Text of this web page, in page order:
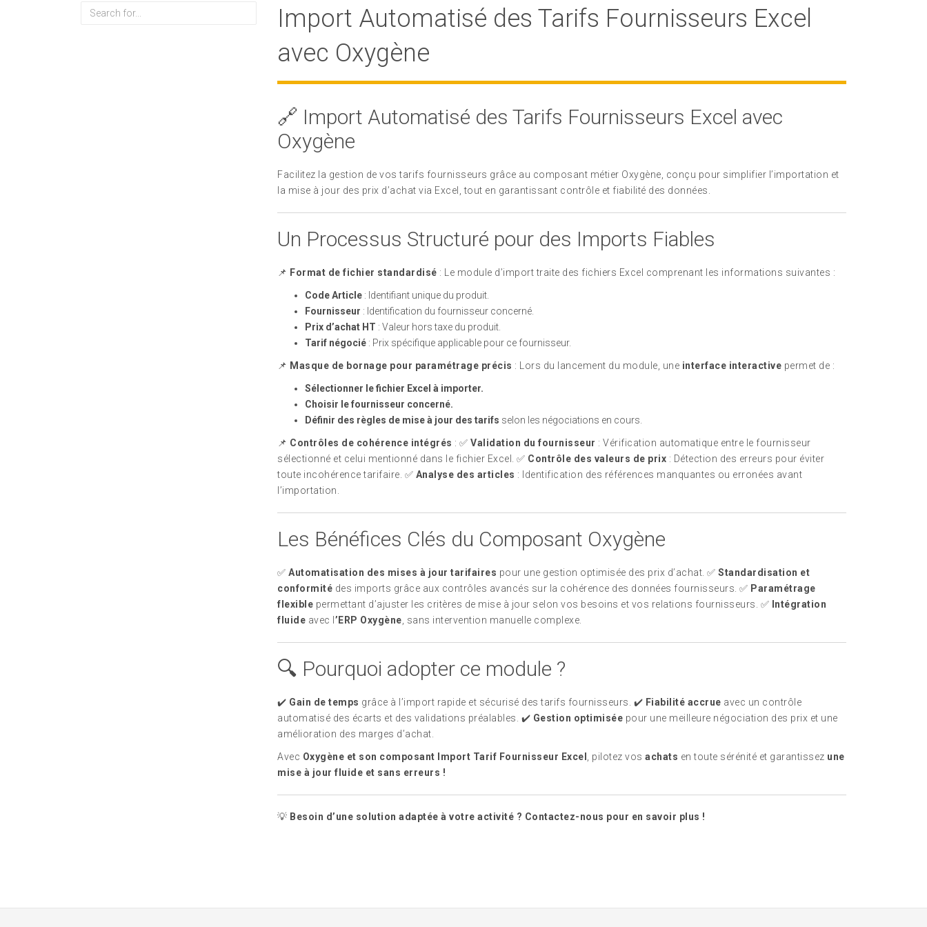
Rechercher
Import Automatisé des Tarifs Fournisseurs Excel
avec Oxygène
🔗 Import Automatisé des Tarifs Fournisseurs Excel avec
Oxygène
Facilitez la gestion de vos tarifs fournisseurs grâce au composant métier Oxygène, conçu pour simplifier l’importation et
la mise à jour des prix d’achat via Excel, tout en garantissant contrôle et fiabilité des données.
Un Processus Structuré pour des Imports Fiables
📌 Format de fichier standardisé : Le module d’import traite des fichiers Excel comprenant les informations suivantes :
Code Article : Identifiant unique du produit.
Fournisseur : Identification du fournisseur concerné.
Prix d’achat HT : Valeur hors taxe du produit.
Tarif négocié : Prix spécifique applicable pour ce fournisseur.
📌 Masque de bornage pour paramétrage précis : Lors du lancement du module, une interface interactive permet de :
Sélectionner le fichier Excel à importer.
Choisir le fournisseur concerné.
Définir des règles de mise à jour des tarifs selon les négociations en cours.
📌 Contrôles de cohérence intégrés : ✅ Validation du fournisseur : Vérification automatique entre le fournisseur
sélectionné et celui mentionné dans le fichier Excel. ✅ Contrôle des valeurs de prix : Détection des erreurs pour éviter
toute incohérence tarifaire. ✅ Analyse des articles : Identification des références manquantes ou erronées avant
l’importation.
Les Bénéfices Clés du Composant Oxygène
✅ Automatisation des mises à jour tarifaires pour une gestion optimisée des prix d’achat. ✅ Standardisation et
conformité des imports grâce aux contrôles avancés sur la cohérence des données fournisseurs. ✅ Paramétrage
flexible permettant d’ajuster les critères de mise à jour selon vos besoins et vos relations fournisseurs. ✅ Intégration
fluide avec l ’ERP Oxygène , sans intervention manuelle complexe.
🔍 Pourquoi adopter ce module ?
✔️ Gain de temps grâce à l’import rapide et sécurisé des tarifs fournisseurs. ✔️ Fiabilité accrue avec un contrôle
automatisé des écarts et des validations préalables. ✔️ Gestion optimisée pour une meilleure négociation des prix et une
amélioration des marges d’achat.
Avec Oxygène et son composant Import Tarif Fournisseur Excel , pilotez vos achats en toute sérénité et garantissez une
mise à jour fluide et sans erreurs !
💡 Besoin d’une solution adaptée à votre activité ? Contactez-nous pour en savoir plus !